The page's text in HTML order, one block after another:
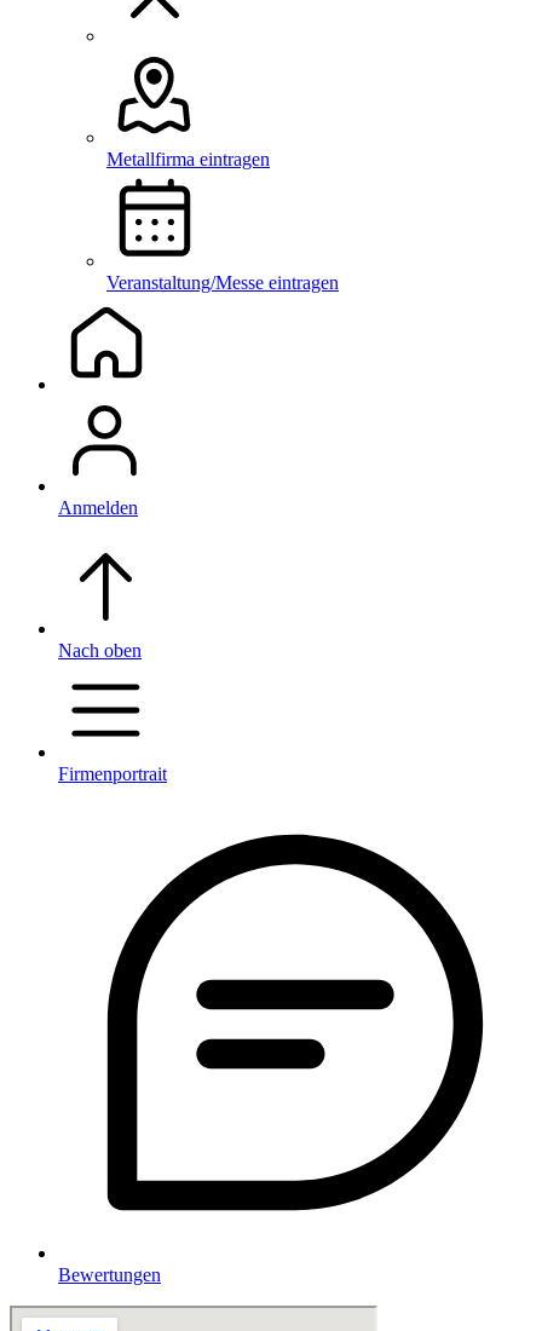
Metallfirma eintragen
Veranstaltung/Messe eintragen
Anmelden
Nach oben
Firmenportrait
Bewertungen